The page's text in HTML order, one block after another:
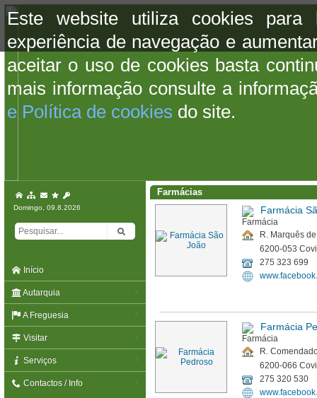
Este website utiliza cookies para
experiência de navegação e
aceitar o uso de cookies basta
mais informação consulte a
e Política de cookies do site.
Domingo, 09.8.2026
Início
Autarquia
A Freguesia
Visitar
Serviços
Contactos / Info
Farmácias
Farmácia
R. Marquês
6200-053
275 323 699
Farmácia
R.
6200-066
275 320 530